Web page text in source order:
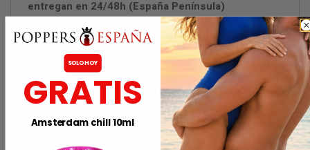
entregan en 24/48h (España Península)
Embalaje discreto
DETALLES DEL PRODUCTO
SOLO HOY
GRATIS
Amsterdam chill 10ml